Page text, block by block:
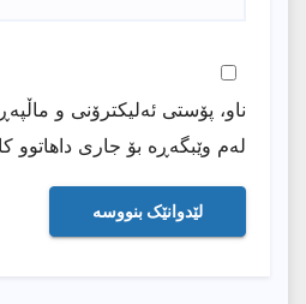
ناو، پۆستی ئەلیکترۆنی و
لەم وێبگەڕە بۆ جاری داهاتوو